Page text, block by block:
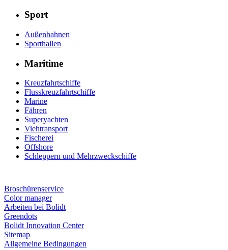
Sport
Außenbahnen
Sporthallen
Maritime
Kreuzfahrtschiffe
Flusskreuzfahrtschiffe
Marine
Fähren
Superyachten
Viehtransport
Fischerei
Offshore
Schleppern und Mehrzweckschiffe
Broschürenservice
Color manager
Arbeiten bei Bolidt
Greendots
Bolidt Innovation Center
Sitemap
Allgemeine Bedingungen